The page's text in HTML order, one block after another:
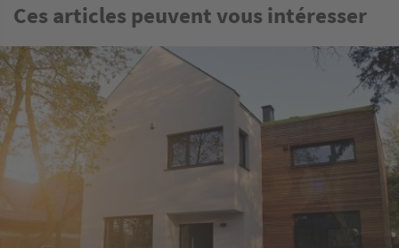
Ces articles peuvent vous intéresser
Image